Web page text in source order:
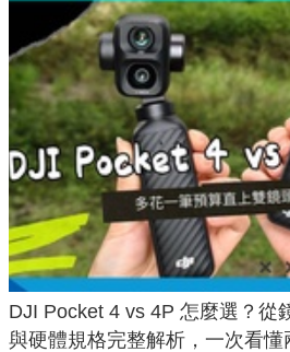
DJI Pocket 4 vs 4P 怎麼選？從
與硬體規格完整解析，一次看懂